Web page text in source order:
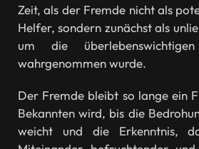
Zeit, als der Fremde nicht als
Helfer, sondern zunächst als
um die überlebenswichtigen
wahrgenommen wurde.
Der Fremde bleibt so lange ein
Bekannten wird, bis die
weicht und die Erkenntnis,